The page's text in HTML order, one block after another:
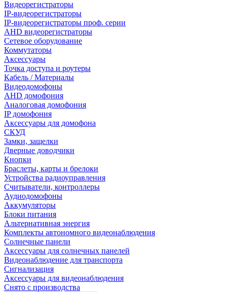
Видеорегистраторы
IP-видеорегистраторы
IP-видеорегистраторы проф. серии
AHD видеорегистраторы
Сетевое оборудование
Коммутаторы
Аксессуары
Точка доступа и роутеры
Кабель / Материалы
Видеодомофоны
AHD домофония
Аналоговая домофония
IP домофония
Аксессуары для домофона
СКУД
Замки, защелки
Дверные доводчики
Кнопки
Браслеты, карты и брелоки
Устройства радиоуправления
Считыватели, контроллеры
Аудиодомофоны
Аккумуляторы
Блоки питания
Альтернативная энергия
Комплекты автономного видеонаблюдения
Солнечные панели
Аксессуары для солнечных панелей
Видеонаблюдение для транспорта
Сигнализация
Аксессуары для видеонаблюдения
Снято с производства